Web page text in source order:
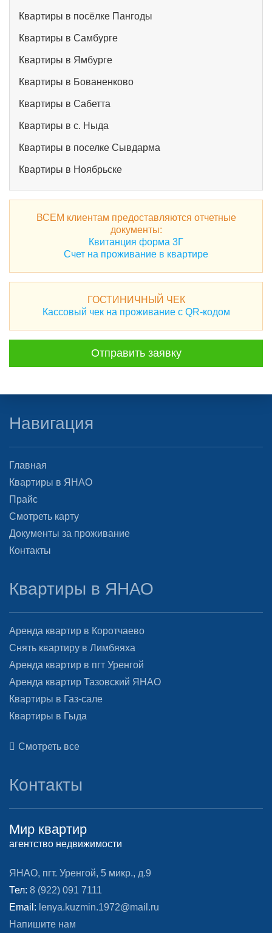
Квартиры в посёлке Пангоды
Квартиры в Самбурге
Квартиры в Ямбурге
Квартиры в Бованенково
Квартиры в Сабетта
Квартиры в с. Ныда
Квартиры в поселке Сывдарма
Квартиры в Ноябрьске
ВСЕМ клиентам предоставляются отчетные
документы:
Квитанция форма 3Г
Счет на проживание в квартире
ГОСТИНИЧНЫЙ ЧЕК
Кассовый чек на проживание с QR-кодом
Отправить заявку
Навигация
Главная
Квартиры в ЯНАО
Прайс
Смотреть карту
Документы за проживание
Контакты
Квартиры в ЯНАО
Аренда квартир в Коротчаево
Снять квартиру в Лимбяяха
Аренда квартир в пгт Уренгой
Аренда квартир Тазовский ЯНАО
Квартиры в Газ-сале
Квартиры в Гыда
Смотреть все
Контакты
Мир квартир
агентство недвижимости
ЯНАО, пгт. Уренгой, 5 микр., д.9
Тел: 8 (922) 091 7111
Email: lenya.kuzmin.1972@mail.ru
Напишите нам